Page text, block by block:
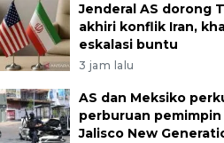
Jenderal AS dorong
akhiri konflik Iran,
eskalasi buntu
3 jam lalu
AS dan Meksiko
perburuan pemimpin
Jalisco New